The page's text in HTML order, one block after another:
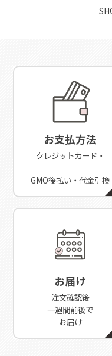
お支払方法
クレジットカード・
GMO後払い・代金引換
お届け
注文確認後
一週間前後で
お届け